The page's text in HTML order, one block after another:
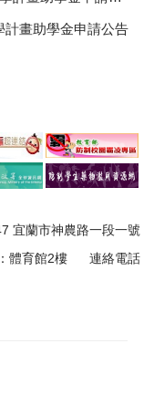
計畫助學金申請公告
宜蘭市神農路一段一號
體育館2樓 連絡電話